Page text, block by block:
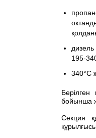
195-
340°C
Берілген
бойынша
Секция